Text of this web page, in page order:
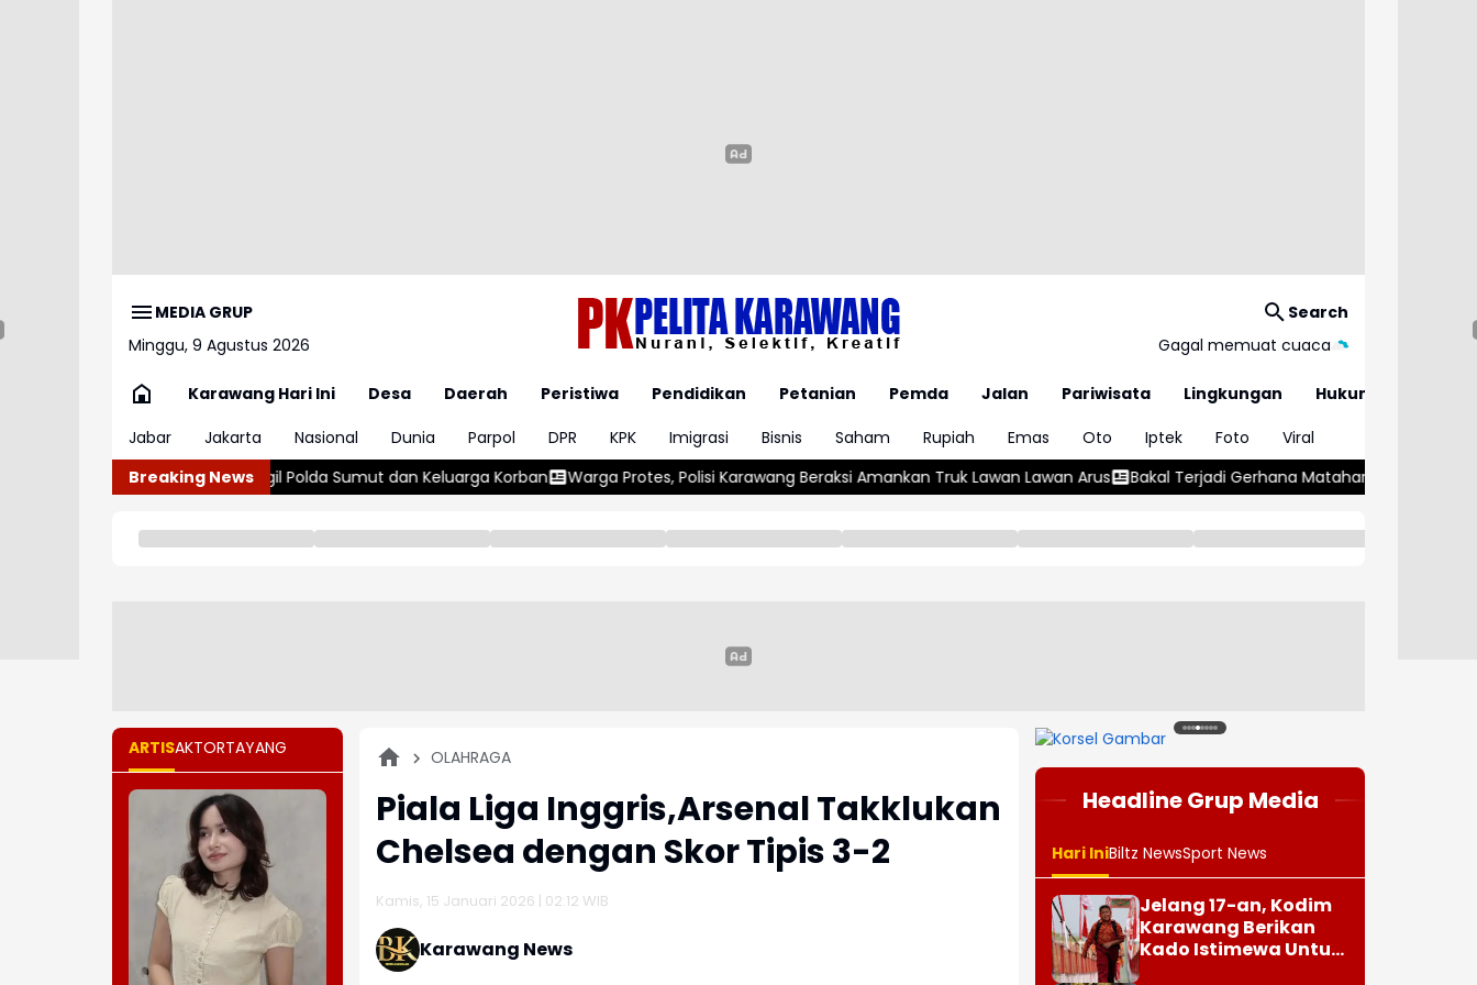
MEDIA GRUP
Minggu, 9 Agustus 2026
Search
Gagal memuat cuaca
Karawang Hari Ini Desa Daerah Peristiwa Pendidikan Petanian Pemda Jalan Pariwisata Lingkungan
Hukum
Jabar
Jakarta Nasional Dunia Parpol DPR KPK Imigrasi Bisnis Saham Rupiah Emas Oto Iptek Foto
Viral
Breaking News
Panggil Polda Sumut dan Keluarga Korban Warga Protes, Polisi Karawang Beraksi Amankan Truk Lawan Lawan Arus Bakal Terjadi Gerhana Matahari Total 12 Agustus 2026
ARTISAKTORTAYANG OLAHRAGA
Piala Liga Inggris,Arsenal Takklukan
Chelsea dengan Skor Tipis 3-2
Kamis, 15 Januari 2026 | 02:12 WIB
Karawang News
12345678
Headline Grup Media
Hari IniBiltz NewsSport News
Jelang 17-an, Kodim
Karawang Berikan
Kado Istimewa Untuk